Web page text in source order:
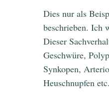
Dies nur als
beschrieben. Ich
Dieser
Geschwüre,
Synkopen,
Heuschnupfen